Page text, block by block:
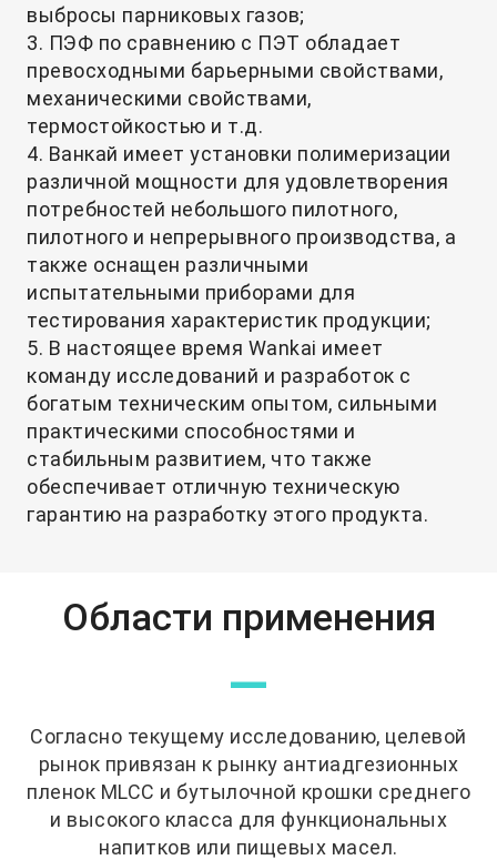
выбросы парниковых газов;
3. ПЭФ по сравнению с ПЭТ обладает
превосходными барьерными свойствами,
механическими свойствами,
термостойкостью и т.д.
4. Ванкай имеет установки полимеризации
различной мощности для удовлетворения
потребностей небольшого пилотного,
пилотного и непрерывного производства, а
также оснащен различными
испытательными приборами для
тестирования характеристик продукции;
5. В настоящее время Wankai имеет
команду исследований и разработок с
богатым техническим опытом, сильными
практическими способностями и
стабильным развитием, что также
обеспечивает отличную техническую
гарантию на разработку этого продукта.
Области применения
—
Согласно текущему исследованию, целевой
рынок привязан к рынку антиадгезионных
пленок MLCC и бутылочной крошки среднего
и высокого класса для функциональных
напитков или пищевых масел.